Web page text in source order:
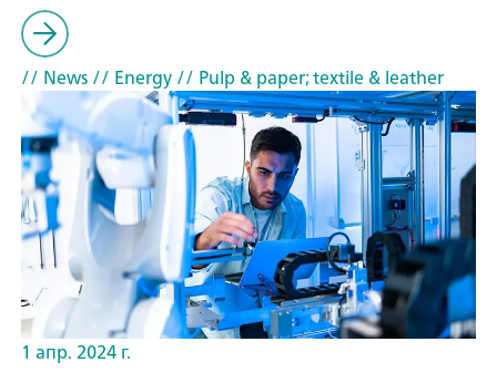
// News// Energy// Pulp & paper; textile & leather
1 апр. 2024 г.